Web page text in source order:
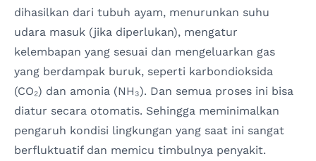
dihasilkan dari tubuh ayam, menurunkan suhu
udara masuk (jika diperlukan), mengatur
kelembapan yang sesuai dan mengeluarkan gas
yang berdampak buruk, seperti karbondioksida
(CO₂) dan amonia (NH₃). Dan semua proses ini bisa
diatur secara otomatis. Sehingga meminimalkan
pengaruh kondisi lingkungan yang saat ini sangat
berfluktuatif dan memicu timbulnya penyakit.